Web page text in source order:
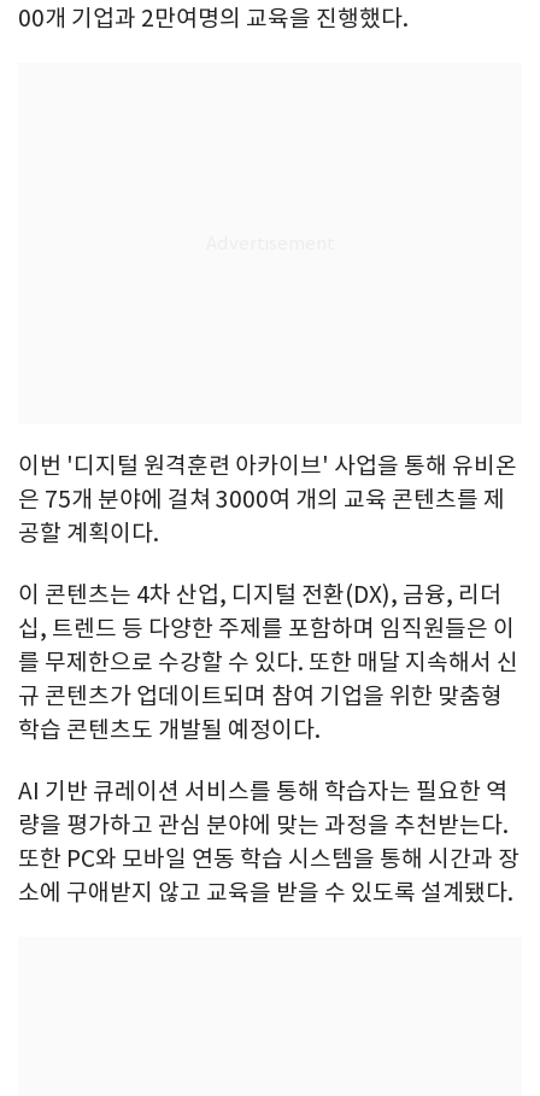
00개 기업과 2만여명의 교육을 진행했다.
이번 '디지털 원격훈련 아카이브' 사업을 통해 유비온
은 75개 분야에 걸쳐 3000여 개의 교육 콘텐츠를 제
공할 계획이다.
이 콘텐츠는 4차 산업, 디지털 전환(DX), 금융, 리더
십, 트렌드 등 다양한 주제를 포함하며 임직원들은 이
를 무제한으로 수강할 수 있다. 또한 매달 지속해서 신
규 콘텐츠가 업데이트되며 참여 기업을 위한 맞춤형
학습 콘텐츠도 개발될 예정이다.
AI 기반 큐레이션 서비스를 통해 학습자는 필요한 역
량을 평가하고 관심 분야에 맞는 과정을 추천받는다.
또한 PC와 모바일 연동 학습 시스템을 통해 시간과 장
소에 구애받지 않고 교육을 받을 수 있도록 설계됐다.